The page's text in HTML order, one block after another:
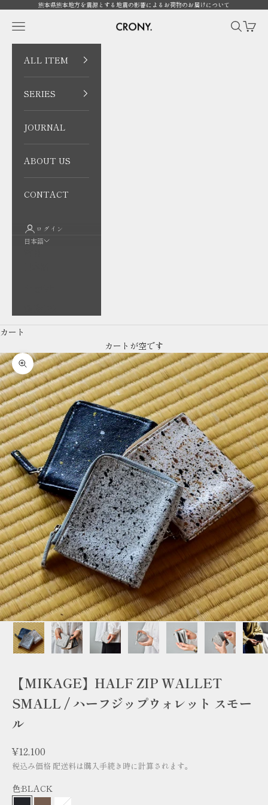
コンテンツへスキップ
熊本県熊本地方を震源とする地震の影響によるお荷物のお届けについて
CRONY. ONLINE
メニューを開く 検索を開
カー
ALL ITEM
SERIES
JOURNAL
ABOUT US
CONTACT
ログイン
日本語
カート
カートが空です
ズームイン
【MIKAGE】HALF ZIP WALLET
SMALL / ハーフジップウォレット スモー
ル
セール価格
¥12,100
税込み価格 配送料は購入手続き時に計算されます。
色:BLACK